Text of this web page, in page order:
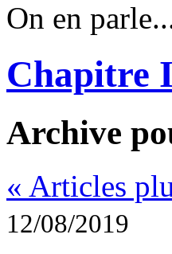
On en
Chapitre
Archive
« Articles
12/08/2019